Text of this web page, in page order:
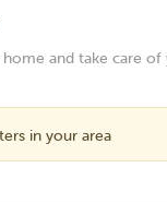
and take care of
in your area